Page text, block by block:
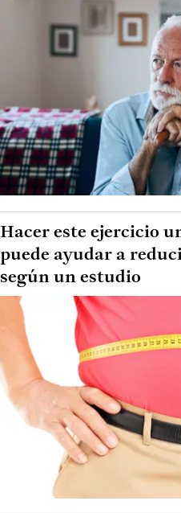
Hacer este ejercicio
puede ayudar a
según un estudio